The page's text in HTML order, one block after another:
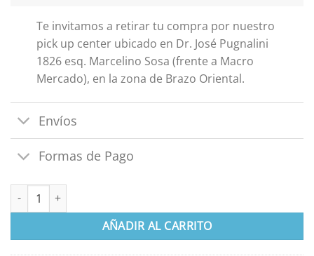
Te invitamos a retirar tu compra por nuestro
pick up center ubicado en Dr. José Pugnalini
1826 esq. Marcelino Sosa (frente a Macro
Mercado), en la zona de Brazo Oriental.
Envíos
Formas de Pago
Gimnasio De La Selva cantidad
AÑADIR AL CARRITO